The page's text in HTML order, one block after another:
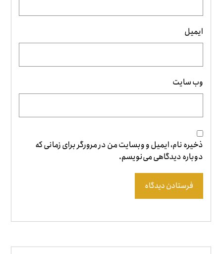
ایمیل
وب‌ سایت
ذخیره نام، ایمیل و وبسایت من در مرورگر برای زمانی که
دوباره دیدگاهی می‌نویسم.
فرستادن دیدگاه